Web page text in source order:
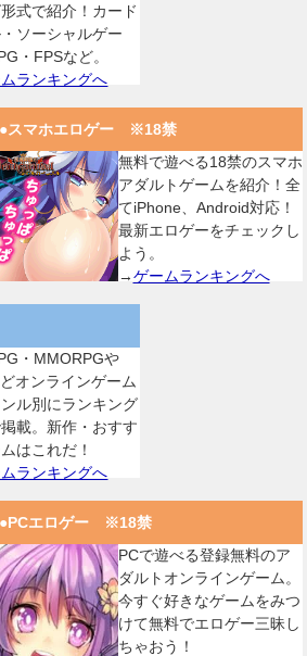
式で紹介！カード
ソーシャルゲー
・FPSなど。
ランキングへ
●スマホエロゲー ※18禁
無料で遊べる18禁のスマホ
アダルトゲームを紹介！全
てiPhone、Android対応！
最新エロゲーをチェックし
よう。
→ゲームランキングへ
・MMORPGや
オンラインゲーム
ル別にランキング
載。新作・おすす
はこれだ！
ランキングへ
●PCエロゲー ※18禁
PCで遊べる登録無料のア
ダルトオンラインゲーム。
今すぐ好きなゲームをみつ
けて無料でエロゲー三昧し
ちゃおう！